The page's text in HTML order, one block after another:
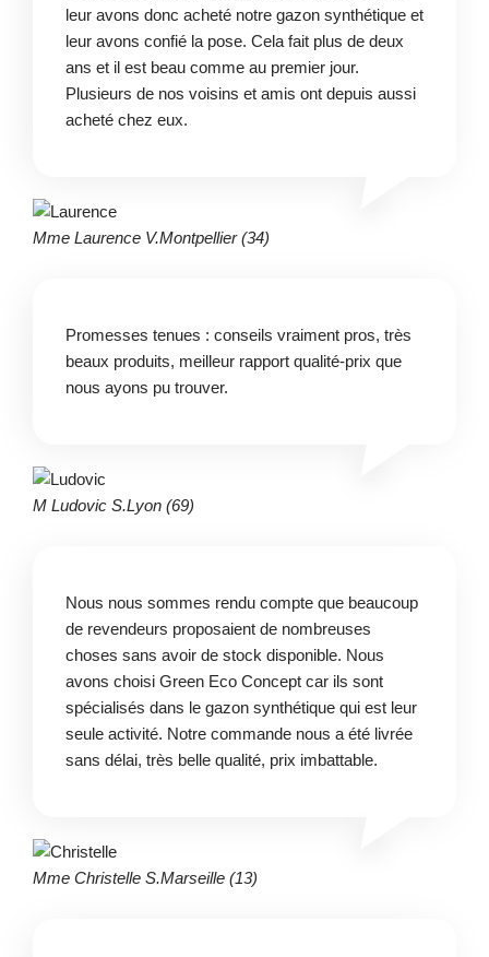
leur avons donc acheté notre gazon synthétique et
leur avons confié la pose. Cela fait plus de deux
ans et il est beau comme au premier jour.
Plusieurs de nos voisins et amis ont depuis aussi
acheté chez eux.
Mme Laurence V.Montpellier (34)
Promesses tenues : conseils vraiment pros, très
beaux produits, meilleur rapport qualité-prix que
nous ayons pu trouver.
M Ludovic S.Lyon (69)
Nous nous sommes rendu compte que beaucoup
de revendeurs proposaient de nombreuses
choses sans avoir de stock disponible. Nous
avons choisi Green Eco Concept car ils sont
spécialisés dans le gazon synthétique qui est leur
seule activité. Notre commande nous a été livrée
sans délai, très belle qualité, prix imbattable.
Mme Christelle S.Marseille (13)